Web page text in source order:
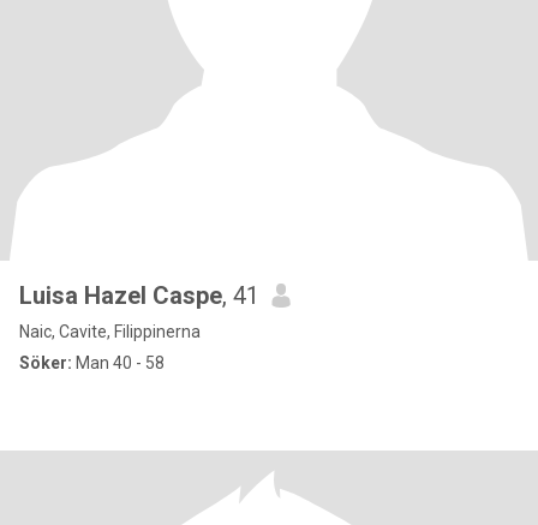
Luisa Hazel Caspe, 41
Naic, Cavite, Filippinerna
Söker: Man 40 - 58